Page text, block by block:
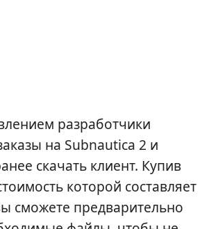
разработчики
на Subnautica 2 и
скачать клиент. Купив
которой составляет
сможете предварительно